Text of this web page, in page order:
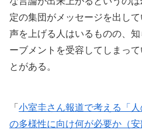
定の集団がメッセージを出し
声を上げる人はいるものの、
ーブメントを受容してしまっ
とがある。
「 小室圭さん報道で考える「
の多様性に向け何が必要か（